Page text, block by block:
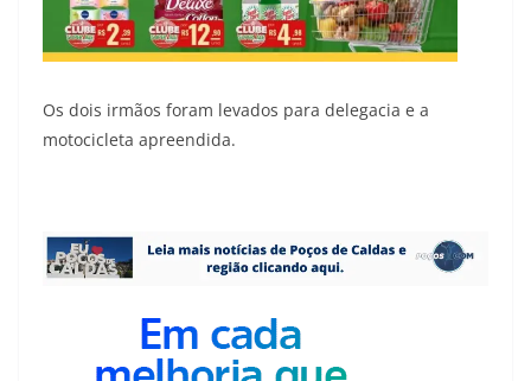
Os dois irmãos foram levados para delegacia e a
motocicleta apreendida.